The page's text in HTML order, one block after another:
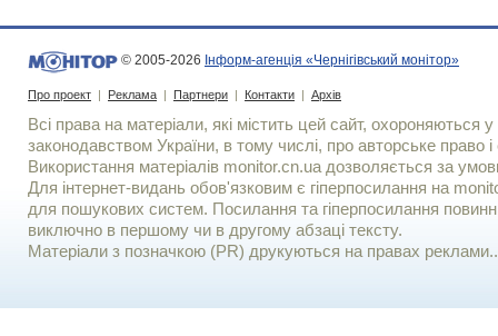
© 2005-2026 Інформ-агенція «Чернігівський монітор»
Про проект | Реклама | Партнери | Контакти | Архів
Всі права на матеріали, які містить цей сайт, охороняються у
законодавством України, в тому числі, про авторське право і
Використання матерiалiв monitor.cn.ua дозволяється за
Для iнтернет-видань обов'язковим є гiперпосилання на
для пошукових систем. Посилання та гіперпосилання
виключно в першому чи в другому абзаці тексту.
Матеріали з позначкою (PR) друкуються на правах реклами..